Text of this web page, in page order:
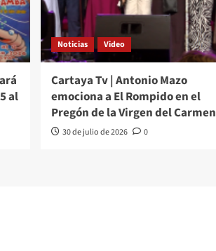
al
Noticias Video
Cartaya Tv | Antonio Mazo
emociona a El Rompido en el
Pregón de la Virgen del Carmen
30 de julio de 2026 0